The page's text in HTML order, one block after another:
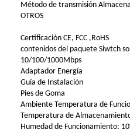
Método de transmisión
OTROS
Certificación CE, FCC ,RoHS
contenidos del paquete Siwtch
10/100/1000Mbps
Adaptador Energía
Guía de Instalación
Pies de Goma
Ambiente Temperatura de
Temperatura de
Humedad de Funcionamiento: